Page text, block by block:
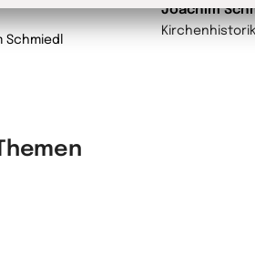
Joachim
Schmiedl